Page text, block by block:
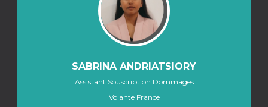
SABRINA ANDRIATSIORY
Assistant Souscription Dommages
Volante France